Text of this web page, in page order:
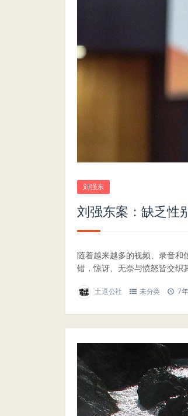
刘强东
刘强东案：缺乏性
随着越来越多的视频、录音和
错，惊讶、无奈与愤怒皆交织
土逗公社 未分类 7